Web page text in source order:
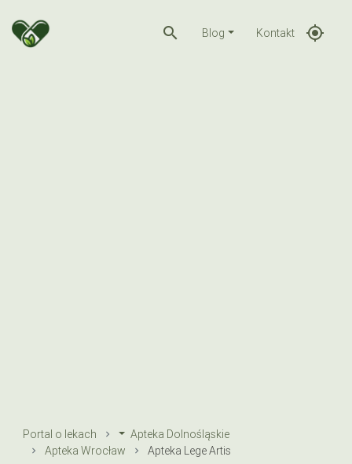
search Blog Kontakt gps_fixed
Portal o lekach
Apteka Dolnośląskie
Apteka Wrocław
Apteka Lege Artis